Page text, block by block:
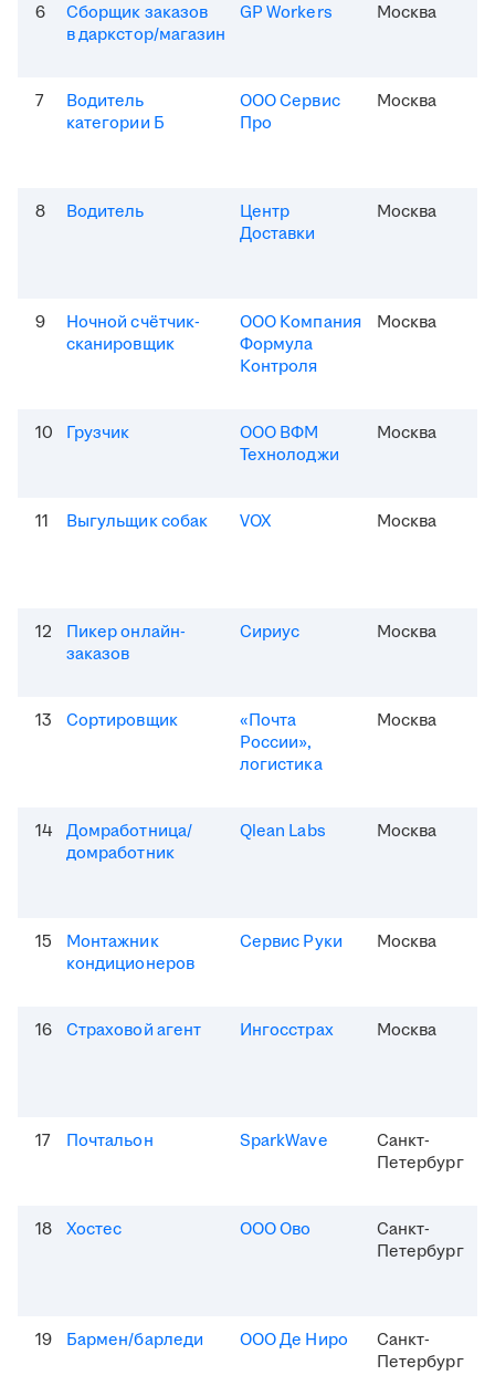
6
Сборщик заказов
в даркстор/магазин
GP Workers Москва
7
Водитель
категории Б
ООО Сервис
Про
Москва
8 Водитель
Центр
Доставки
Москва
9
Ночной счётчик-
сканировщик
ООО Компания
Формула
Контроля
Москва
10 Грузчик
ООО ВФМ
Технолоджи
Москва
11 Выгульщик собак VOX Москва
12
Пикер онлайн-
заказов
Сириус Москва
13 Сортировщик
«Почта
России»,
логистика
Москва
14
Домработница/
домработник
Qlean Labs Москва
15
Монтажник
кондиционеров
Сервис Руки Москва
16 Страховой агент Ингосстрах Москва
17 Почтальон SparkWave
Санкт-
Петербург
18 Хостес ООО Ово
Санкт-
Петербург
19 Бармен/барледи ООО Де Ниро
Санкт-
Петербург